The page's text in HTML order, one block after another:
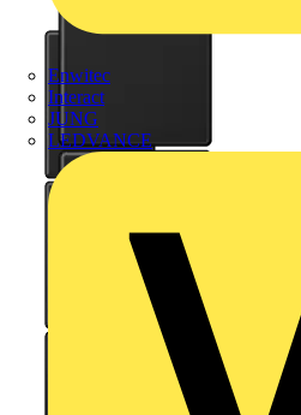
Enwitec
Interact
JUNG
LEDVANCE